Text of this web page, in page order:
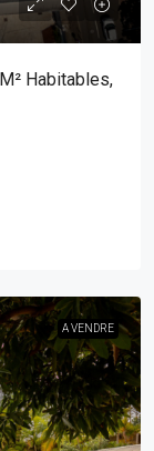
Habitables,
A VENDRE